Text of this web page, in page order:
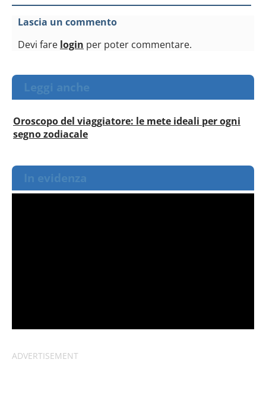
Lascia un commento
Devi fare login per poter commentare.
Leggi anche
Oroscopo del viaggiatore: le mete ideali per ogni
segno zodiacale
In evidenza